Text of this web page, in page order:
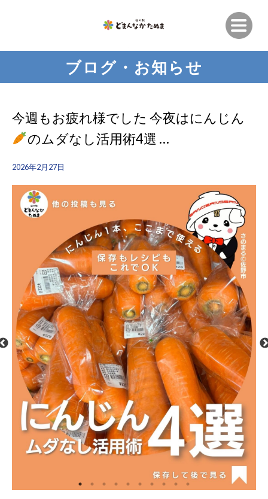
ブログ・お知らせ
今週もお疲れ様でした 今夜はにんじん
のムダなし活用術4選 …
2026年2月27日